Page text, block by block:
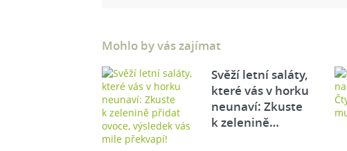
Mohlo by vás zajímat
Svěží letní saláty,
které vás v horku
neunaví: Zkuste
k zelenině…